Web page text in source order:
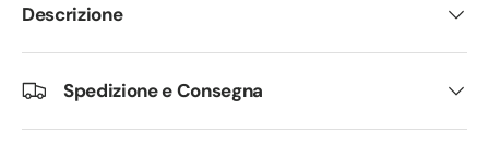
Descrizione
Spedizione e Consegna